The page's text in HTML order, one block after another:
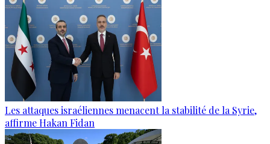
Les attaques israéliennes menacent la stabilité de la Syrie,
affirme Hakan Fidan